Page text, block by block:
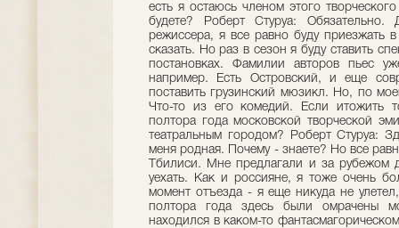
есть я остаюсь членом этого
будете? Роберт Стуруа:
режиссера, я все равно буду приезжать
сказать. Но раз в сезон я буду ставить
постановках. Фамилии авторов пьес
например. Есть Островский, и еще
поставить грузинский мюзикл. Но, по
Что-то из его комедий. Если итожить
полтора года московской творческой
театральным городом? Роберт Стуруа:
меня родная. Почему - знаете? Но все
Тбилиси. Мне предлагали и за рубежом
уехать. Как и россияне, я тоже очень
момент отъезда - я еще никуда не
полтора года здесь были омрачены
находился в каком-то